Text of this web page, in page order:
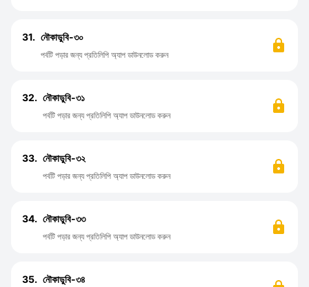
31. নৌকাডুবি-৩০
পর্বটি পড়ার জন্য প্রতিলিপি অ্যাপ ডাউনলোড করুন
32. নৌকাডুবি-৩১
পর্বটি পড়ার জন্য প্রতিলিপি অ্যাপ ডাউনলোড করুন
33. নৌকাডুবি-৩২
পর্বটি পড়ার জন্য প্রতিলিপি অ্যাপ ডাউনলোড করুন
34. নৌকাডুবি-৩৩
পর্বটি পড়ার জন্য প্রতিলিপি অ্যাপ ডাউনলোড করুন
35. নৌকাডুবি-৩৪